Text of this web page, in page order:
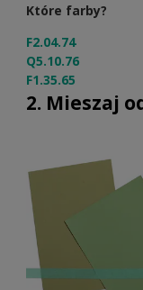
Które farby?
F2.04.74
Q5.10.76
F1.35.65
2. Mieszaj